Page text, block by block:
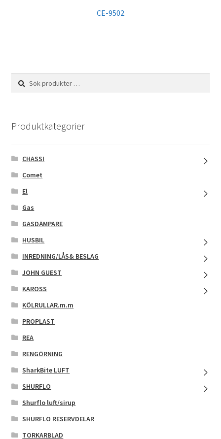
CE-9502
Sök
efter:
Sök
Produktkategorier
CHASSI
Comet
El
Gas
GASDÄMPARE
HUSBIL
INREDNING/LÅS& BESLAG
JOHN GUEST
KAROSS
KÖLRULLAR.m.m
PROPLAST
REA
RENGÖRNING
SharkBite LUFT
SHURFLO
Shurflo luft/sirup
SHURFLO RESERVDELAR
TORKARBLAD